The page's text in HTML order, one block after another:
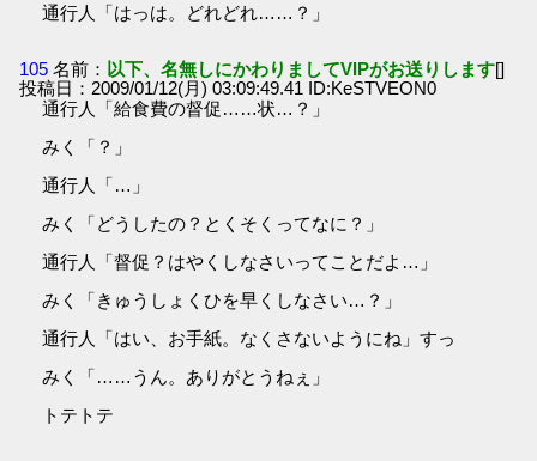
通行人「はっは。どれどれ……？」
105 名前： 以下、名無しにかわりましてVIPがお送りします[]
投稿日：2009/01/12(月) 03:09:49.41 ID:KeSTVEON0
通行人「給食費の督促……状…？」
みく「？」
通行人「…」
みく「どうしたの？とくそくってなに？」
通行人「督促？はやくしなさいってことだよ…」
みく「きゅうしょくひを早くしなさい…？」
通行人「はい、お手紙。なくさないようにね」すっ
みく「……うん。ありがとうねぇ」
トテトテ